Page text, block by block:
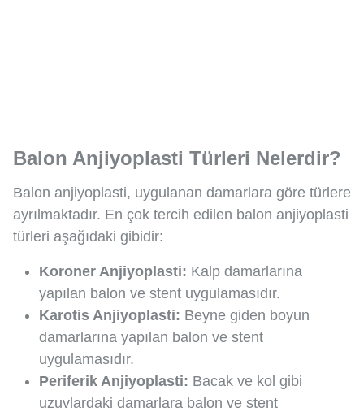
Balon Anjiyoplasti Türleri Nelerdir?
Balon anjiyoplasti, uygulanan damarlara göre türlere
ayrılmaktadır. En çok tercih edilen balon anjiyoplasti
türleri aşağıdaki gibidir:
Koroner Anjiyoplasti: Kalp damarlarına
yapılan balon ve stent uygulamasıdır.
Karotis Anjiyoplasti: Beyne giden boyun
damarlarına yapılan balon ve stent
uygulamasıdır.
Periferik Anjiyoplasti: Bacak ve kol gibi
uzuvlardaki damarlara balon ve stent